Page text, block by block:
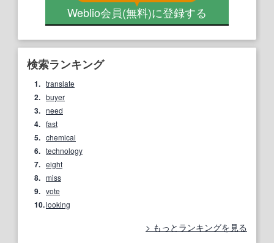
Weblio会員(無料)に登録する
検索ランキング
1. translate
2. buyer
3. need
4. fast
5. chemical
6. technology
7. eight
8. miss
9. vote
10.looking
もっとランキングを見る